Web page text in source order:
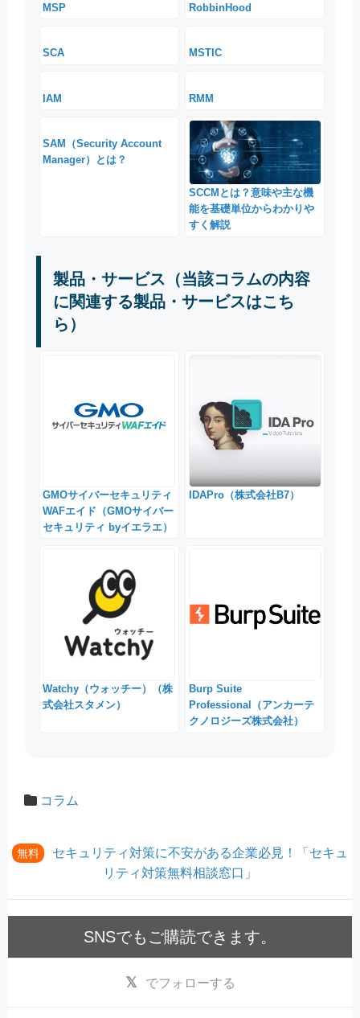
MSP RobbinHood
SCA MSTIC
IAM RMM
SAM（Security Account
Manager）とは？
SCCMとは？意味や主な機
能を基礎単位からわかりや
すく解説
製品・サービス（当該コラムの内容
に関連する製品・サービスはこち
ら）
GMOサイバーセキュリティ
WAFエイド（GMOサイバー
セキュリティ byイエラエ）
IDAPro（株式会社B7）
Watchy（ウォッチー）（株
式会社スタメン）
Burp Suite
Professional（アンカーテ
クノロジーズ株式会社）
コラム
無料
セキュリティ対策に不安がある企業必見！「セキュ
リティ対策無料相談窓口」
SNSでもご購読できます。
でフォローする